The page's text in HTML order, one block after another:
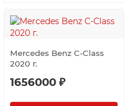
Mercedes Benz C-Class
2020 г.
1656000 ₽